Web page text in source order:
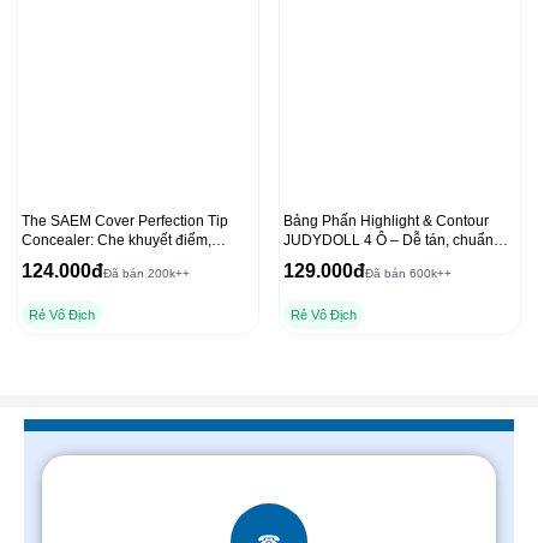
The SAEM Cover Perfection Tip
Concealer: Che khuyết điểm,
chống nắng hiệu quả
124.000đĐã bán 200k++
Rẻ Vô Địch
Bảng Phấn Highlight & Contour
JUDYDOLL 4 Ô – Dễ tán, chuẩn
màu 3D, lâu trôi 9g
129.000đĐã bán 600k++
Rẻ Vô Địch